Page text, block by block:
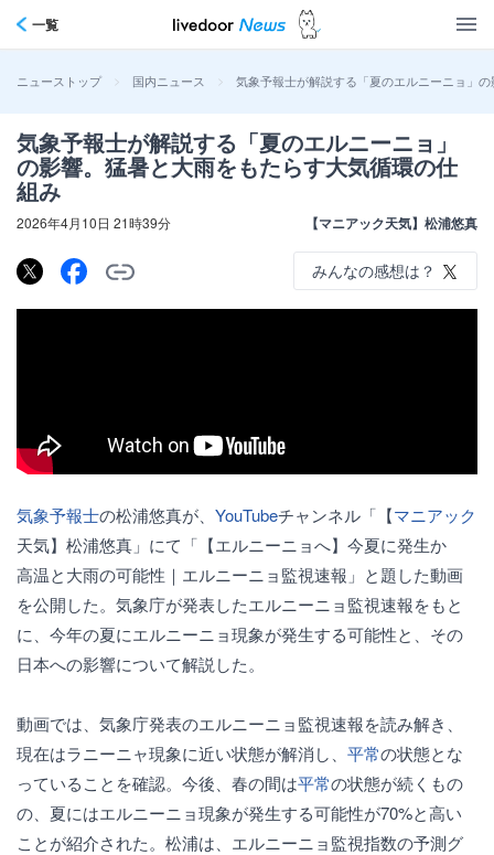
一覧
ニューストップ > 国内ニュース > 気象予報士が解説する「夏のエルニーニョ」
気象予報士が解説する「夏のエルニーニョ」
の影響。猛暑と大雨をもたらす大気循環の仕
組み
2026年4月10日 21時39分 【マニアック天気】松浦悠真
みんなの感想は？
気象予報士の松浦悠真が、 YouTubeチャンネル「【マニアック
天気】松浦悠真」にて「【エルニーニョへ】今夏に発生か
高温と大雨の可能性｜エルニーニョ監視速報」と題した動画
を公開した。気象庁が発表したエルニーニョ監視速報をもと
に、今年の夏にエルニーニョ現象が発生する可能性と、その
日本への影響について解説した。
動画では、気象庁発表のエルニーニョ監視速報を読み解き、
現在はラニーニャ現象に近い状態が解消し、 平常の状態とな
っていることを確認。今後、春の間は平常の状態が続くもの
の、夏にはエルニーニョ現象が発生する可能性が70%と高い
ことが紹介された。松浦は、エルニーニョ監視指数の予測グ